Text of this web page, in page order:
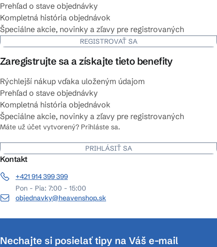
Prehľad o stave objednávky
Kompletná história objednávok
Špeciálne akcie, novinky a zľavy pre registrovaných
REGISTROVAŤ SA
Zaregistrujte sa a získajte tieto benefity
Rýchlejší nákup vďaka uloženým údajom
Prehľad o stave objednávky
Kompletná história objednávok
Špeciálne akcie, novinky a zľavy pre registrovaných
Máte už účet vytvorený? Prihláste sa.
PRIHLÁSIŤ SA
Kontakt
+421 914 399 399
Pon - Pia: 7:00 - 15:00
objednavky@heavenshop.sk
Nechajte si posielať tipy na Váš e-mail